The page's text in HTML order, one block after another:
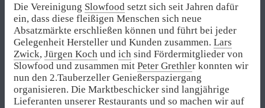
Die Vereinigung Slowfood setzt sich seit Jahren dafür
ein, dass diese fleißigen Menschen sich neue
Absatzmärkte erschließen können und führt bei jeder
Gelegenheit Hersteller und Kunden zusammen. Lars
Zwick, Jürgen Koch und ich sind Fördermitglieder von
Slowfood und zusammen mit Peter Grethler konnten wir
nun den 2.Tauberzeller Genießerspaziergang
organisieren. Die Marktbeschicker sind langjährige
Lieferanten unserer Restaurants und so machen wir auf